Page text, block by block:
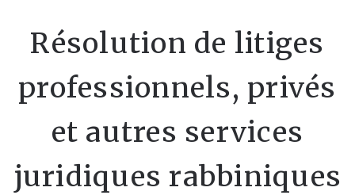
Résolution de litiges
professionnels, privés
et autres services
juridiques rabbiniques